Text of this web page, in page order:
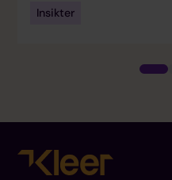
Insikter